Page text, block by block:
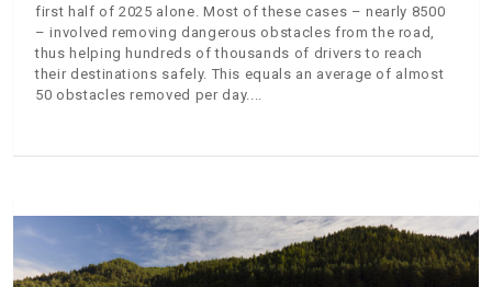
first half of 2025 alone. Most of these cases – nearly 8500
– involved removing dangerous obstacles from the road,
thus helping hundreds of thousands of drivers to reach
their destinations safely. This equals an average of almost
50 obstacles removed per day.